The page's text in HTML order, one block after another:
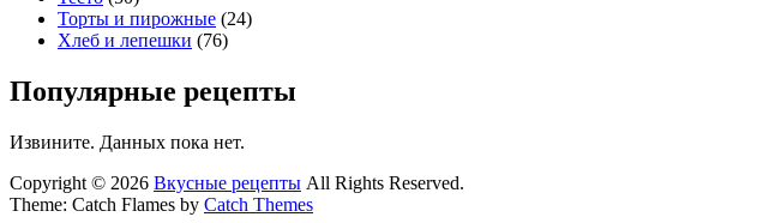
Торты и пирожные (24)
Хлеб и лепешки (76)
Популярные рецепты
Извините. Данных пока нет.
Copyright © 2026 Вкусные рецепты All Rights Reserved.
Theme: Catch Flames by Catch Themes